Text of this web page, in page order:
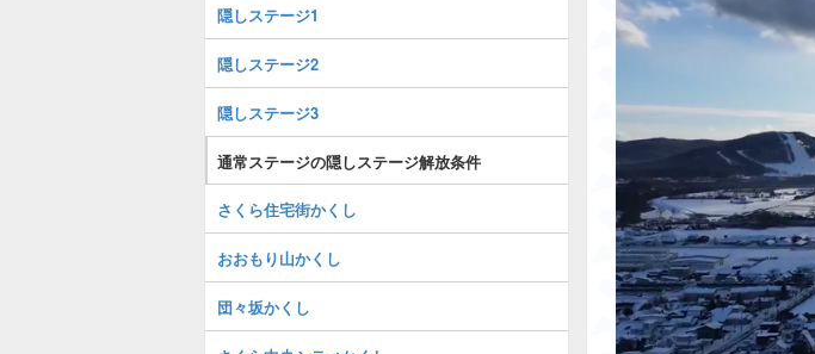
隠しステージ1
隠しステージ2
隠しステージ3
通常ステージの隠しステージ解放条件
さくら住宅街かくし
おおもり山かくし
団々坂かくし